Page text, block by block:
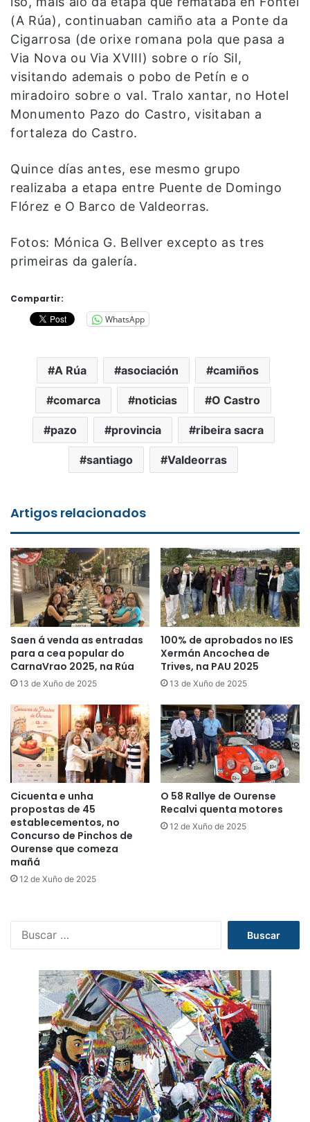
(A Rúa), continuaban camiño ata a Ponte da
Cigarrosa (de orixe romana pola que pasa a
Via Nova ou Via XVIII) sobre o río Sil,
visitando ademais o pobo de Petín e o
miradoiro sobre o val. Tralo xantar, no Hotel
Monumento Pazo do Castro, visitaban a
fortaleza do Castro.
Quince días antes, ese mesmo grupo
realizaba a etapa entre Puente de Domingo
Flórez e O Barco de Valdeorras.
Fotos: Mónica G. Bellver excepto as tres
primeiras da galería.
Compartir:
WhatsApp
A Rúa asociación camiños
comarca noticias O Castro
pazo provincia ribeira sacra
santiago Valdeorras
Artigos relacionados
Saen á venda as entradas
para a cea popular do
CarnaVrao 2025, na Rúa
13 de Xuño de 2025
100% de aprobados no IES
Xermán Ancochea de
Trives, na PAU 2025
13 de Xuño de 2025
Cicuenta e unha
propostas de 45
establecementos, no
Concurso de Pinchos de
Ourense que comeza
mañá
12 de Xuño de 2025
O 58 Rallye de Ourense
Recalvi quenta motores
12 de Xuño de 2025
c
a
r
: